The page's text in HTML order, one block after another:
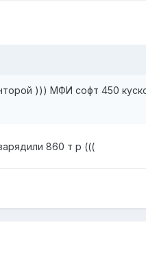
))) МФИ софт 450
860 т р (((